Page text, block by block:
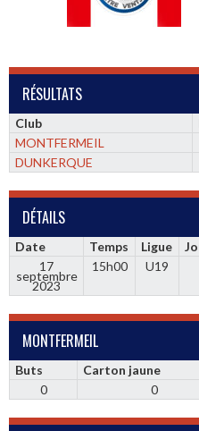
RÉSULTATS
Club
MONTFERMEIL
DUNKERQUE
DÉTAILS
Date Temps Ligue
17
septembre
2023
15h00 U19
MONTFERMEIL
Buts Carton jaune
0
0